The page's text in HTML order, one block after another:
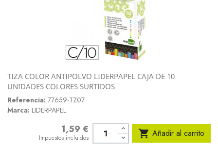
TIZA COLOR ANTIPOLVO LIDERPAPEL CAJA DE 10
UNIDADES COLORES SURTIDOS
Referencia: 77659-TZ07
Marca: LIDERPAPEL
1,59 €
Impuestos incluidos  Añadir al carrito